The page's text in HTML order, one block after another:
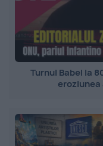
Turnul Babel la